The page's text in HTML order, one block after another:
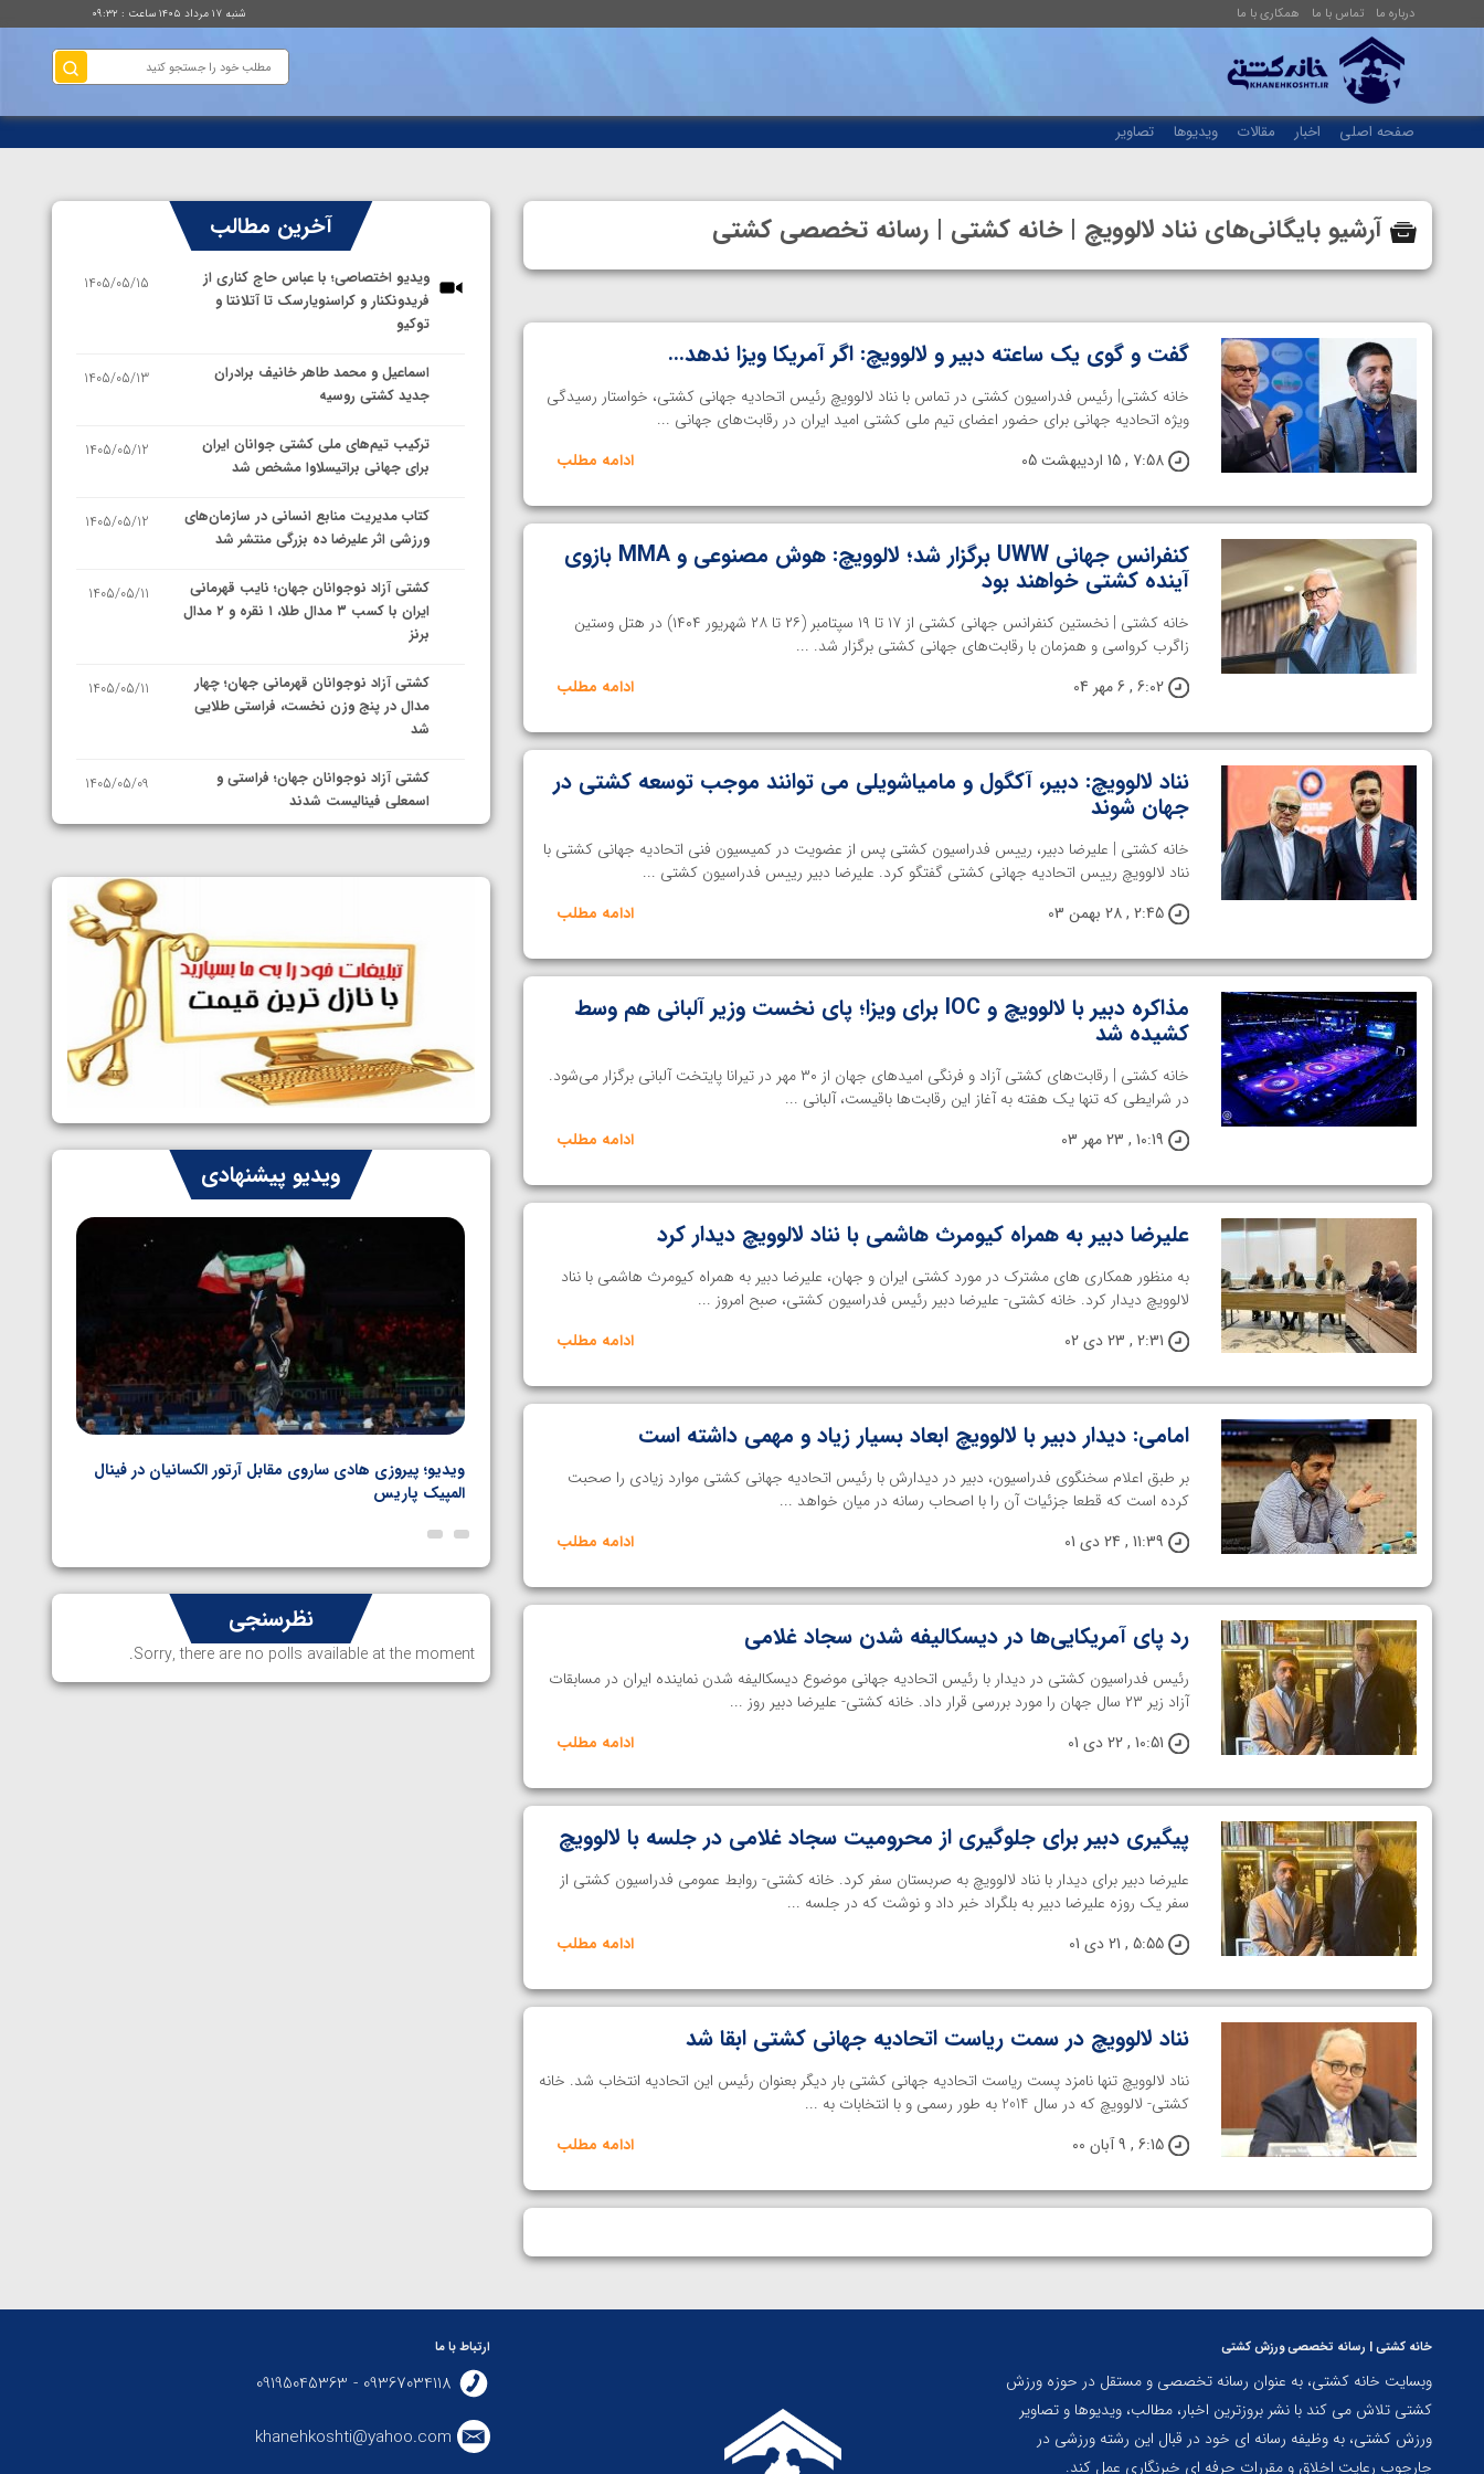
درباره ما تماس با ما همکاری با ما شنبه ۱۷ مرداد ۱۴۰۵ ساعت : ۰۹:۳۲
صفحه اصلی اخبار مقالات ویدیوها تصاویر
آرشیو بایگانی‌های نناد لالوویچ | خانه کشتی | رسانه تخصصی کشتی
گفت و گوی یک ساعته دبیر و لالوویچ: اگر آمریکا ویزا ندهد…
خانه کشتی| رئیس فدراسیون کشتی در تماس با نناد لالوویچ رئیس اتحادیه جهانی کشتی، خواستار رسیدگی
ویژه اتحادیه جهانی برای حضور اعضای تیم ملی کشتی امید ایران در رقابت‌های جهانی ...
7:58 , 15 اردیبهشت 05
ادامه مطلب
کنفرانس جهانی UWW برگزار شد؛ لالوویچ: هوش مصنوعی و MMA بازوی
آینده کشتی خواهند بود
خانه کشتی | نخستین کنفرانس جهانی کشتی از ۱۷ تا ۱۹ سپتامبر (۲۶ تا ۲۸ شهریور ۱۴۰۴) در هتل وستین
زاگرب کرواسی و همزمان با رقابت‌های جهانی کشتی برگزار شد. ...
6:02 , 6 مهر 04
ادامه مطلب
نناد لالوویچ: دبیر، آکگول و مامیاشویلی می توانند موجب توسعه کشتی در
جهان شوند
خانه کشتی | علیرضا دبیر، رییس فدراسیون کشتی پس از عضویت در کمیسیون فنی اتحادیه جهانی کشتی با
نناد لالوویچ رییس اتحادیه جهانی کشتی گفتگو کرد. علیرضا دبیر رییس فدراسیون کشتی ...
2:45 , 28 بهمن 03
ادامه مطلب
مذاکره دبیر با لالوویچ و IOC برای ویزا؛ پای نخست وزیر آلبانی هم وسط
کشیده شد
خانه کشتی | رقابت‌های کشتی آزاد و فرنگی امیدهای جهان از ۳۰ مهر در تیرانا پایتخت آلبانی برگزار می‌شود.
در شرایطی که تنها یک هفته به آغاز این رقابت‌ها باقیست، آلبانی ...
10:19 , 23 مهر 03
ادامه مطلب
علیرضا دبیر به همراه کیومرث هاشمی با نناد لالوویچ دیدار کرد
به منظور همکاری های مشترک در مورد کشتی ایران و جهان، علیرضا دبیر به همراه کیومرث هاشمی با نناد
لالوویچ دیدار کرد. خانه کشتی- علیرضا دبیر رئیس فدراسیون کشتی، صبح امروز ...
2:31 , 23 دی 02
ادامه مطلب
امامی: دیدار دبیر با لالوویچ ابعاد بسیار زیاد و مهمی داشته است
بر طبق اعلام سخنگوی فدراسیون، دبیر در دیدارش با رئیس اتحادیه جهانی کشتی موارد زیادی را صحبت
کرده است که قطعا جزئیات آن را با اصحاب رسانه در میان خواهد ...
11:39 , 24 دی 01
ادامه مطلب
رد پای آمریکایی‌ها در دیسکالیفه شدن سجاد غلامی
رئیس فدراسیون کشتی در دیدار با رئیس اتحادیه جهانی موضوع دیسکالیفه شدن نماینده ایران در مسابقات
آزاد زیر ۲۳ سال جهان را مورد بررسی قرار داد. خانه کشتی- علیرضا دبیر روز ...
10:51 , 22 دی 01
ادامه مطلب
پیگیری دبیر برای جلوگیری از محرومیت سجاد غلامی در جلسه با لالوویچ
علیرضا دبیر برای دیدار با نناد لالوویچ به صربستان سفر کرد. خانه کشتی- روابط عمومی فدراسیون کشتی از
سفر یک روزه علیرضا دبیر به بلگراد خبر داد و نوشت که در جلسه ...
5:55 , 21 دی 01
ادامه مطلب
نناد لالوویچ در سمت ریاست اتحادیه جهانی کشتی ابقا شد
نناد لالوویچ تنها نامزد پست ریاست اتحادیه جهانی کشتی بار دیگر بعنوان رئیس این اتحادیه انتخاب شد. خانه
کشتی- لالوویچ که در سال 2014 به طور رسمی و با انتخابات به ...
6:15 , 9 آبان 00
ادامه مطلب
آخرین مطالب
ویدیو اختصاصی؛ با عباس حاج کناری از
فریدونکنار و کراسنویارسک تا آتلانتا و
توکیو
1405/05/15
اسماعیل و محمد طاهر خانیف برادران
جدید کشتی روسیه
1405/05/13
ترکیب تیم‌های ملی کشتی جوانان ایران
برای جهانی براتیسلاوا مشخص شد
1405/05/12
کتاب مدیریت منابع انسانی در سازمان‌های
ورزشی اثر علیرضا ده بزرگی منتشر شد
1405/05/12
کشتی آزاد نوجوانان جهان؛ نایب قهرمانی
ایران با کسب ۳ مدال طلا، ۱ نقره و ۲ مدال
برنز
1405/05/11
کشتی آزاد نوجوانان قهرمانی جهان؛ چهار
مدال در پنج وزن نخست، فراستی طلایی
شد
1405/05/11
کشتی آزاد نوجوانان جهان؛ فراستی و
اسمعلی فینالیست شدند
1405/05/09
نمایندگان ایران مشخص شدند
سوم برای ایران
1405/05/07
ایران چشم به راه چهار مدال در پنج وزن
دوم کشتی فرنگی نوجوانان جهان
1405/05/06
ویدیو پیشنهادی
امین میرزازاده
ویدیو؛ باخت امین کاویانی نژاد مقابل مالخاز آمویان از
ارمنستان
ویدیو؛ صعود حسن یزدانی به فینال المپیک با برتری مقابل
ناظم امینه
ویدیو؛ پیروزی هادی ساروی مقابل آرتور الکسانیان در فینال
المپیک پاریس
نظرسنجی
Sorry, there are no polls available at the moment.
خانه کشتی | رسانه تخصصی ورزش کشتی
وبسایت خانه کشتی، به عنوان رسانه تخصصی و مستقل در حوزه ورزش
کشتی تلاش می کند با نشر بروزترین اخبار، مطالب، ویدیوها و تصاویر
ورزش کشتی، به وظیفه رسانه ای خود در قبال این رشته ورزشی در
چارچوب رعایت اخلاق و مقررات حرفه ای خبرنگاری عمل کند.
ارتباط با ما
09367034118 - 09195045363
khanehkoshti@yahoo.com